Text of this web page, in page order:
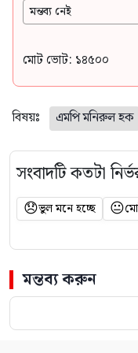
মন্তব্য নেই
মোট ভোট: ১৪৫০০
বিষয়ঃ এমপি মনিরুল হক
সংবাদটি কতটা
😞ভুল মনে হচ্ছে 😐
মন্তব্য করুন